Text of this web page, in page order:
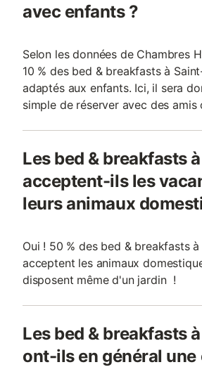
avec enfants ?
Selon les données de Chambres
10 % des bed & breakfasts à
adaptés aux enfants. Ici, il sera
simple de réserver avec des amis
Les bed & breakfasts
acceptent-ils les
leurs animaux
Oui ! 50 % des bed & breakfasts
acceptent les animaux
disposent même d'un jardin !
Les bed & breakfasts
ont-ils en général